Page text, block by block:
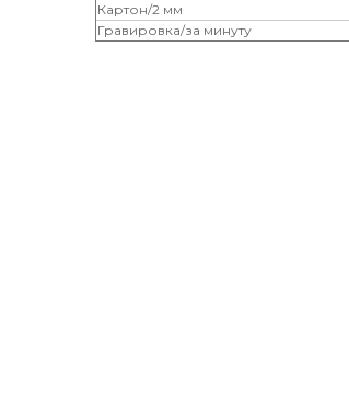
Картон/2 мм
Гравировка/за минуту